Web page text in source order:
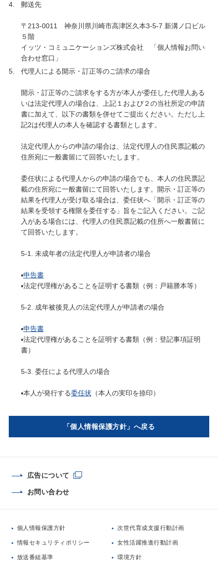
郵送先
〒213-0011 神奈川県川崎市高津区久本3-5-7 新溝ノ口ビル
５階
イッツ・コミュニケーションズ株式会社 「個人情報お問い
合わせ窓口」
代理人による開示・訂正等のご請求の場合
開示・訂正等のご請求をする方が本人が委任した代理人ある
いは法定代理人の場合は、上記１および２の当社所定の申請
書に加えて、以下の書類を併せてご提出ください。ただし上
記2は代理人の本人を確認する書類とします。
法定代理人からの申請の場合は、法定代理人の住民票記載の
住所宛に一般書留にて回答いたします。
委任状による代理人からの申請の場合でも、本人の住民票記
載の住所宛に一般書留にて回答いたします。開示・訂正等の
結果を代理人が受け取る場合は、委任状へ「開示・訂正等の
結果を受領する権限を委任する」旨をご記入ください。ご記
入がある場合には、代理人の住民票記載の住所へ一般書留に
て回答いたします。
5-1. 未成年者の法定代理人が申請者の場合
▪️申告書
▪️法定代理権があることを証明する書類（例：戸籍謄本等）
5-2. 成年被後見人の法定代理人が申請者の場合
▪️申告書
▪️法定代理権があることを証明する書類（例：登記事項証明
書）
5-3. 委任による代理人の場合
▪️本人が発行する委任状 （本人の実印を捺印）
「個人情報保護方針」へ戻る
広告について
お問い合わせ
個人情報保護方針
情報セキュリティポリシー
放送番組基準
次世代育成支援行動計画
女性活躍推進行動計画
環境方針